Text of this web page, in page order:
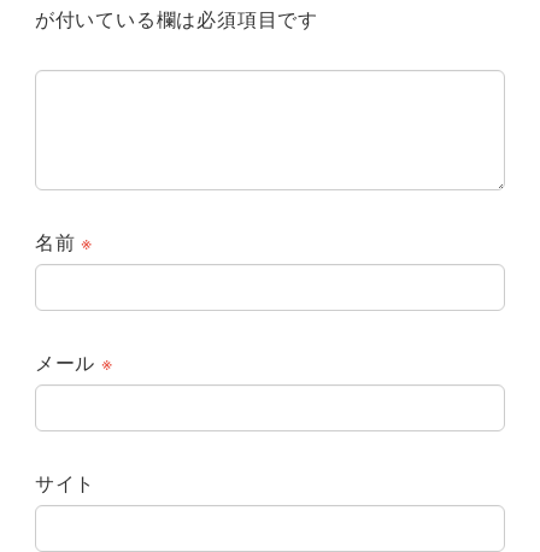
が付いている欄は必須項目です
名前※
メール ※
サイト